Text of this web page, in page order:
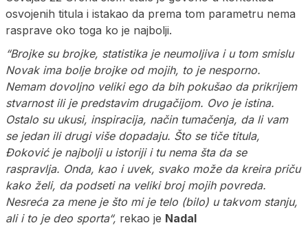
osvojenih titula i istakao da prema tom parametru nema
rasprave oko toga ko je najbolji.
“Brojke su brojke, statistika je neumoljiva i u tom smislu
Novak ima bolje brojke od mojih, to je nesporno.
Nemam dovoljno veliki ego da bih pokušao da prikrijem
stvarnost ili je predstavim drugačijom. Ovo je istina.
Ostalo su ukusi, inspiracija, način tumačenja, da li vam
se jedan ili drugi više dopadaju. Što se tiče titula,
Đoković je najbolji u istoriji i tu nema šta da se
raspravlja. Onda, kao i uvek, svako može da kreira priču
kako želi, da podseti na veliki broj mojih povreda.
Nesreća za mene je što mi je telo (bilo) u takvom stanju,
ali i to je deo sporta“, rekao je Nadal